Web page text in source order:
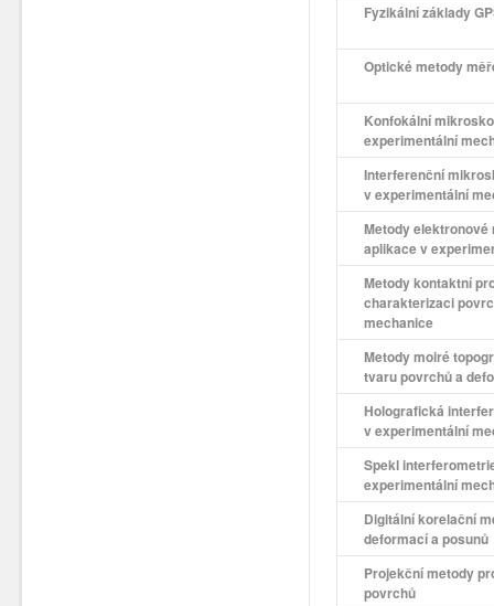
Fyzikální základy
Optické metody
Konfokální
experimentální
Interferenční
v experimentální
Metody
aplikace v
Metody kontaktní
charakterizaci
mechanice
Metody moiré
tvaru povrchů a
Holografická
v experimentální
Spekl
experimentální
Digitální korelační
deformací a posunů
Projekční metody
povrchů